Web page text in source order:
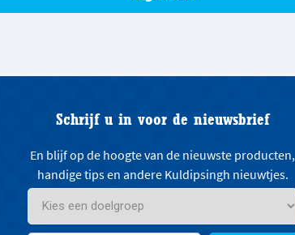
Schrijf u in voor de nieuwsbrief
En blijf op de hoogte van de nieuwste producten,
handige tips en andere Kuldipsingh nieuwtjes.